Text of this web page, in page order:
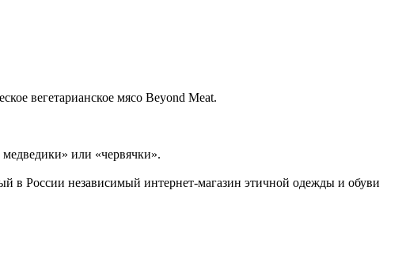
вегетарианское мясо Beyond Meat.
или «червячки».
в России независимый интернет-магазин этичной одежды и обуви